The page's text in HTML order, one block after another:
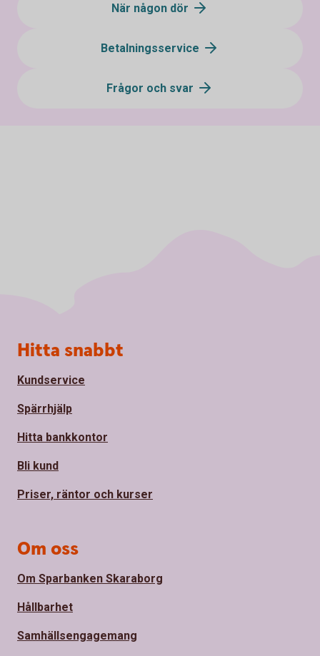
När någon dör
Betalningsservice
Frågor och svar
Sidfot
Hitta snabbt
Kundservice
Spärrhjälp
Hitta bankkontor
Bli kund
Priser, räntor och kurser
Om oss
Om Sparbanken Skaraborg
Hållbarhet
Samhällsengagemang